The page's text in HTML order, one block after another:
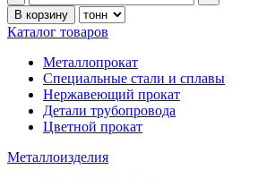
Каталог товаров
Металлопрокат
Специальные стали и сплавы
Нержавеющий прокат
Детали трубопровода
Цветной прокат
Металлоизделия